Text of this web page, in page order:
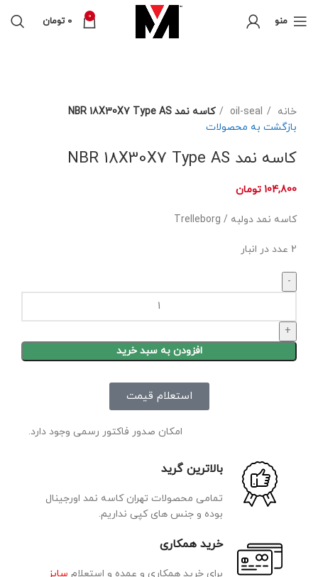
منو 0
0 تومان
خانه
oil-seal
کاسه نمد NBR 18X30X7 Type AS
بازگشت به محصولات
کاسه نمد NBR 18X30X7 Type AS
104,800 تومان
کاسه نمد دولبه / Trelleborg
2 عدد در انبار
افزودن به سبد خرید
استعلام قیمت
امکان صدور فاکتور رسمی وجود دارد.
بالاترین گرید
تمامی محصولات تهران کاسه نمد اورجینال
بوده و جنس های کپی نداریم.
خرید همکاری
برای خرید همکاری و عمده و استعلام سایز